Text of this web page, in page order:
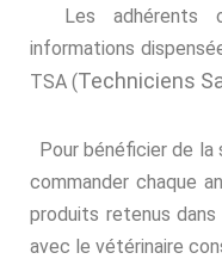
Les adhérents
informations
TSA (Techniciens
Pour bénéficier de la
commander chaque
produits retenus
avec le vétérinaire